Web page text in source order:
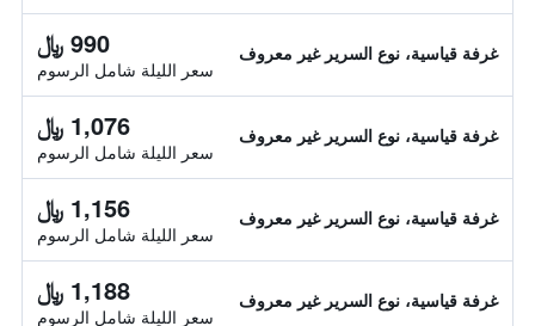
غرفة قياسية، نوع السرير غير معروف 990 ﷼
سعر الليلة شامل الرسوم
غرفة قياسية، نوع السرير غير معروف 1,076 ﷼
سعر الليلة شامل الرسوم
غرفة قياسية، نوع السرير غير معروف 1,156 ﷼
سعر الليلة شامل الرسوم
غرفة قياسية، نوع السرير غير معروف 1,188 ﷼
سعر الليلة شامل الرسوم